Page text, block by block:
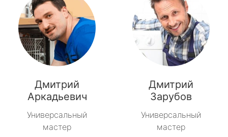
Дмитрий
Аркадьевич
Универсальный
мастер
Дмитрий
Зарубов
Универсальный
мастер